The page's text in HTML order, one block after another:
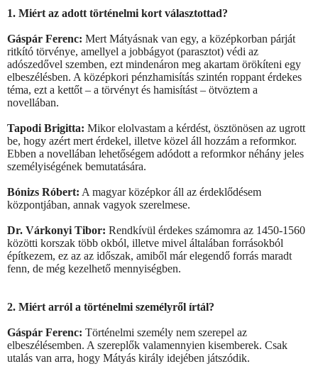
1. Miért az adott történelmi kort választottad?
Gáspár Ferenc: Mert Mátyásnak van egy, a középkorban párját
ritkító törvénye, amellyel a jobbágyot (parasztot) védi az
adószedővel szemben, ezt mindenáron meg akartam örökíteni egy
elbeszélésben. A középkori pénzhamisítás szintén roppant érdekes
téma, ezt a kettőt – a törvényt és hamisítást – ötvöztem a
novellában.
Tapodi Brigitta: Mikor elolvastam a kérdést, ösztönösen az ugrott
be, hogy azért mert érdekel, illetve közel áll hozzám a reformkor.
Ebben a novellában lehetőségem adódott a reformkor néhány jeles
személyiségének bemutatására.
Bónizs Róbert: A magyar középkor áll az érdeklődésem
központjában, annak vagyok szerelmese.
Dr. Várkonyi Tibor: Rendkívül érdekes számomra az 1450-1560
közötti korszak több okból, illetve mivel általában forrásokból
építkezem, ez az az időszak, amiből már elegendő forrás maradt
fenn, de még kezelhető mennyiségben.
2. Miért arról a történelmi személyről írtál?
Gáspár Ferenc: Történelmi személy nem szerepel az
elbeszélésemben. A szereplők valamennyien kisemberek. Csak
utalás van arra, hogy Mátyás király idejében játszódik.